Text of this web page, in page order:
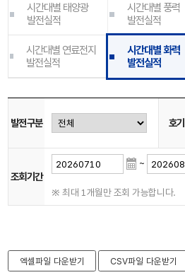
시간대별 태양광
발전실적
시간대별 풍력
발전실적
시간대별 연료전지
발전실적
시간대별 화력
발전실적
발전구분 호기
조회기간
~
※ 최대 1개월만 조회 가능합니다.
엑셀파일 다운받기 CSV파일 다운받기